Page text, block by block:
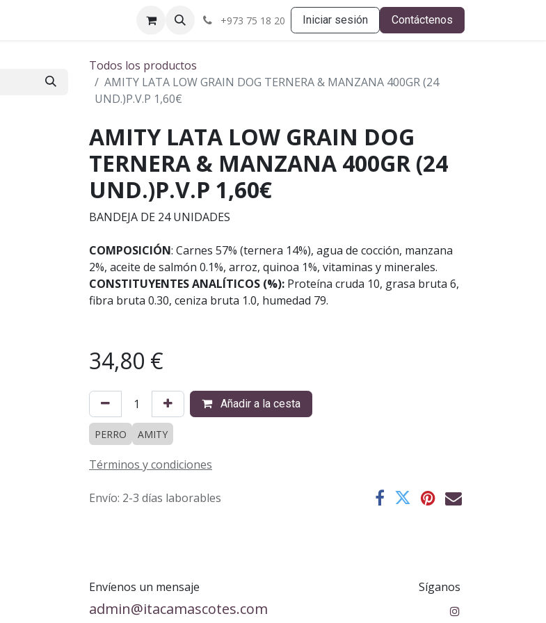
+973 75 18 20 Iniciar sesión Contáctenos
Todos los productos
AMITY LATA LOW GRAIN DOG TERNERA & MANZANA 400GR (24
UND.)P.V.P 1,60€
AMITY LATA LOW GRAIN DOG
TERNERA & MANZANA 400GR (24
UND.)P.V.P 1,60€
BANDEJA DE 24 UNIDADES
COMPOSICIÓN: Carnes 57% (ternera 14%), agua de cocción, manzana
2%, aceite de salmón 0.1%, arroz, quinoa 1%, vitaminas y minerales.
CONSTITUYENTES ANALÍTICOS (%): Proteína cruda 10, grasa bruta 6,
fibra bruta 0.30, ceniza bruta 1.0, humedad 79.
34,80 €
Añadir a la cesta
PERRO AMITY
Términos y condiciones
Envío: 2-3 días laborables
Envíenos un mensaje
admin@itacamascotes.com
Síganos